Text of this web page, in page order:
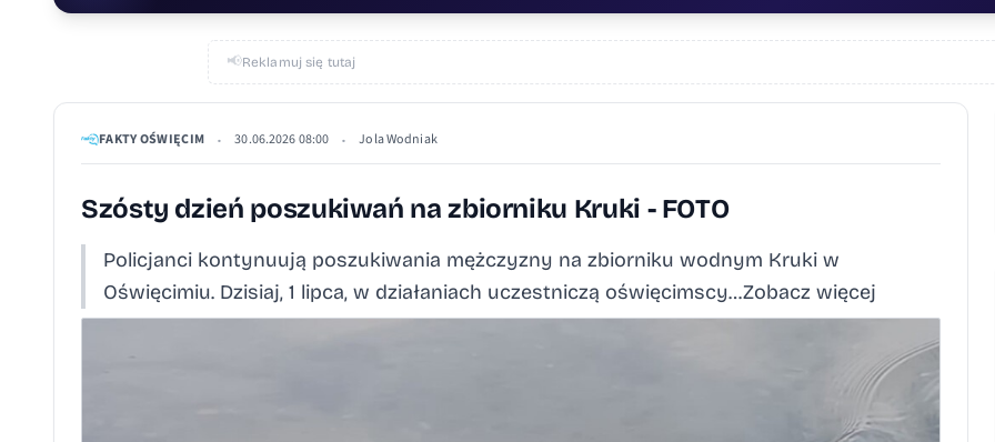
📢Reklamuj się tutaj
FAKTY OŚWIĘCIM • 30.06.2026 08:00 • Jola Wodniak
Szósty dzień poszukiwań na zbiorniku Kruki - FOTO
Policjanci kontynuują poszukiwania mężczyzny na zbiorniku wodnym Kruki w
Oświęcimiu. Dzisiaj, 1 lipca, w działaniach uczestniczą oświęcimscy…Zobacz więcej